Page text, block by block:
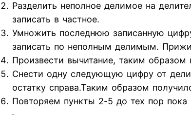
Разделить неполное делимое на
записать в частное.
Умножить последнюю записанную
записать по неполным делимым.
Произвести вычитание, таким образом
Снести одну следующую цифру от
остатку справа.Таким образом
Повторяем пункты 2-5 до тех пор